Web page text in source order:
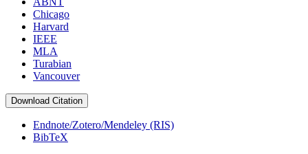
Chicago
Harvard
IEEE
MLA
Turabian
Vancouver
Download Citation
Endnote/Zotero/Mendeley (RIS)
BibTeX